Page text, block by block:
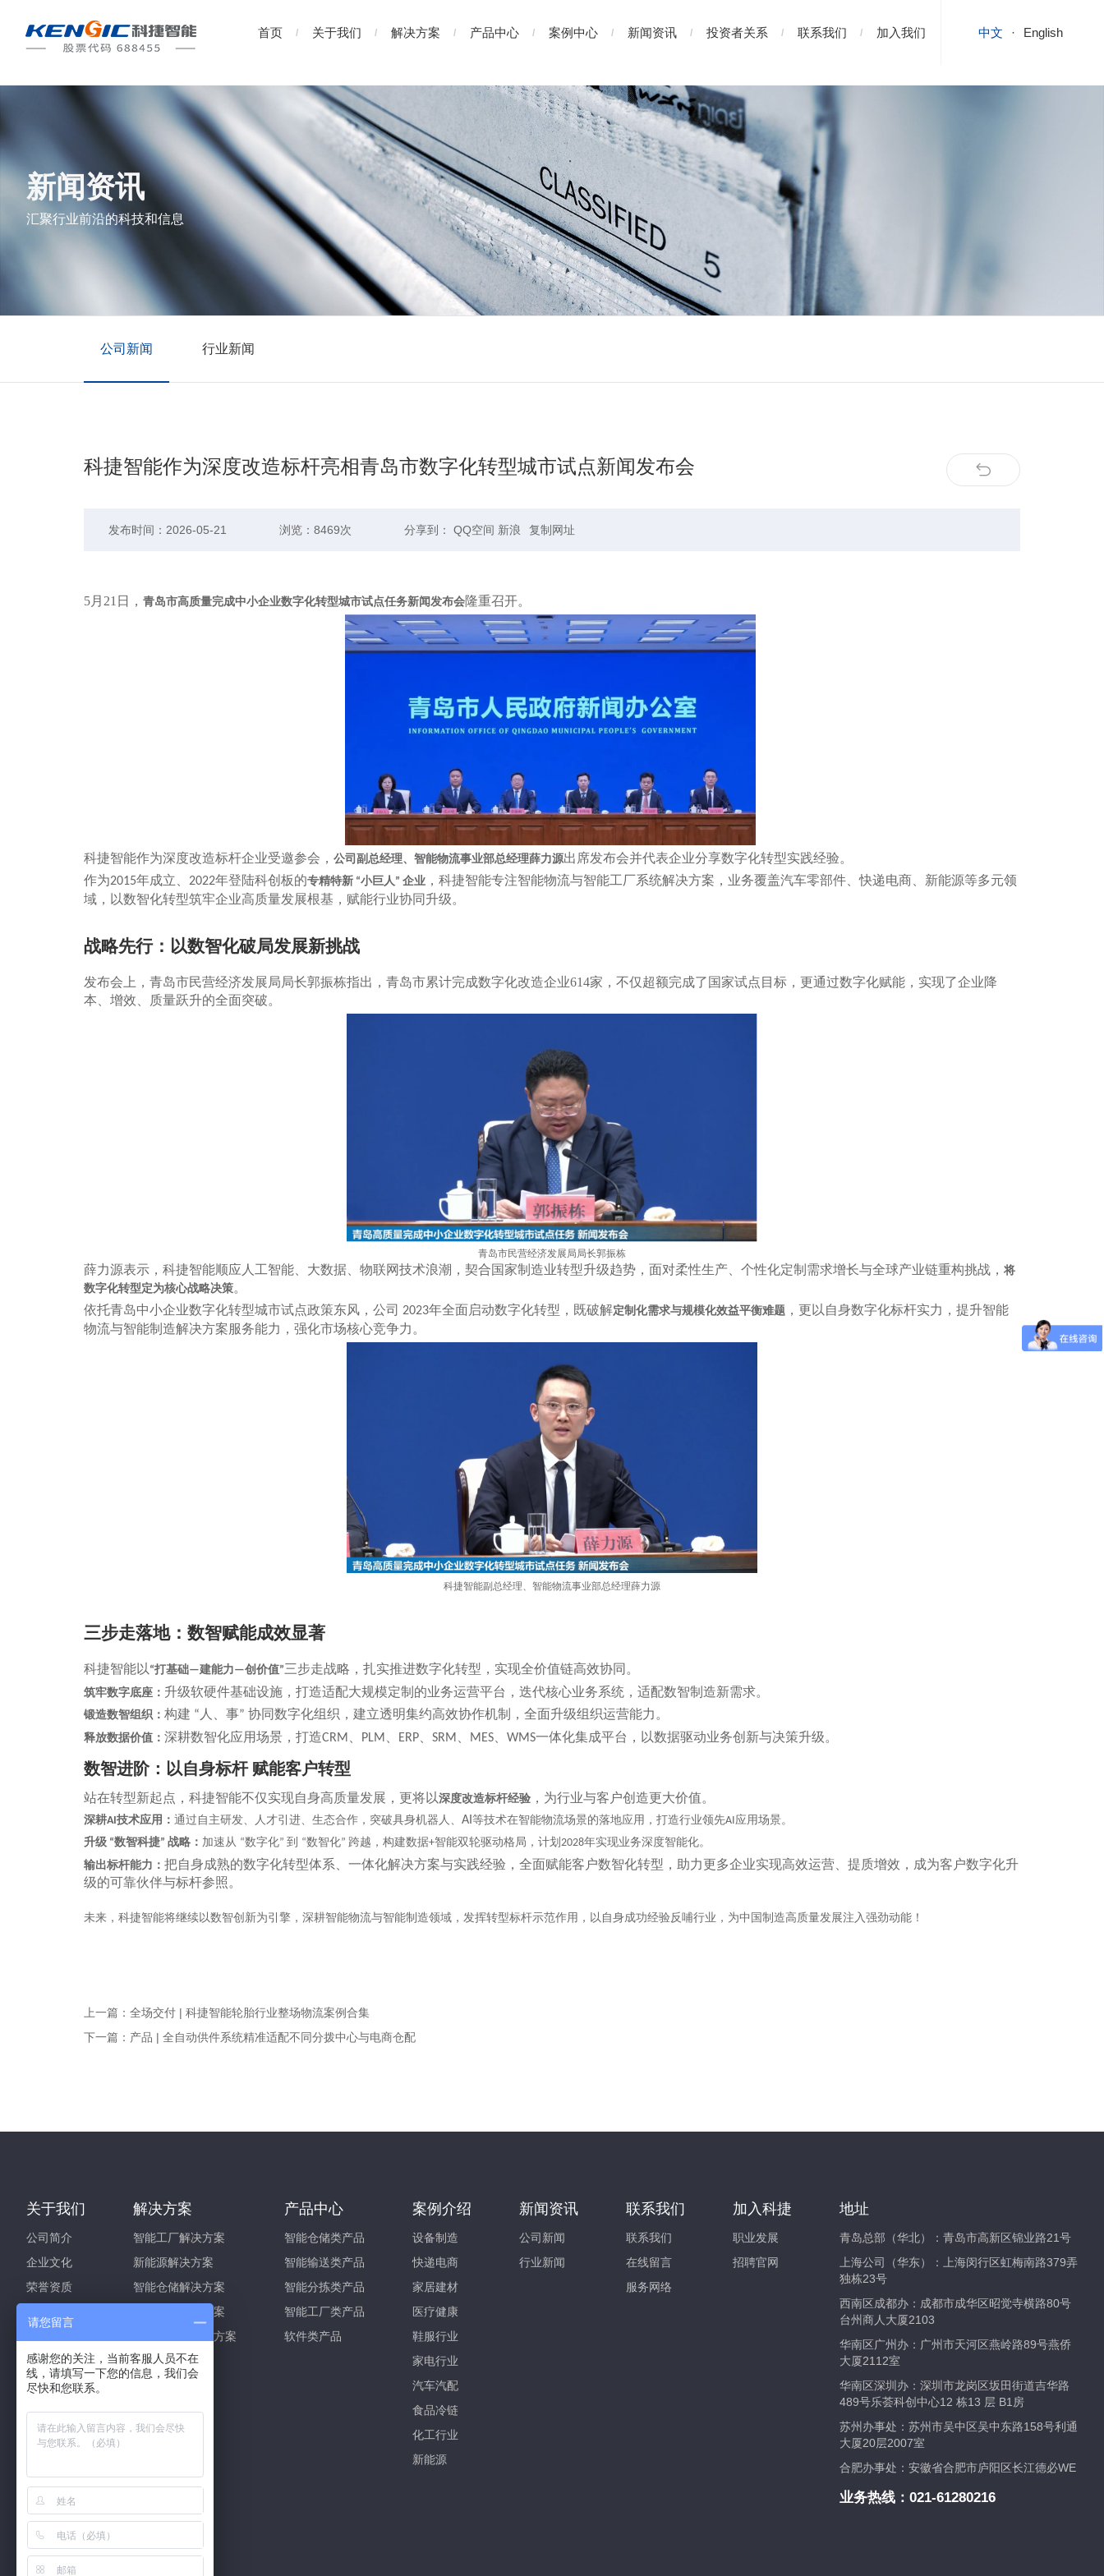
中文 English
首页 关于我们 解决方案 产品中心 案例中心 新闻资讯 投资者关系 联系我们 加入我们
新闻资讯
汇聚行业前沿的科技和信息
公司新闻 行业新闻
科捷智能作为深度改造标杆亮相青岛市数字化转型城市试点新闻发布会
发布时间：2026-05-21 浏览：8469次 分享到： QQ空间 新浪 复制网址
5月21日， 青岛市高质量完成中小企业数字化转型城市试点任务新闻发布会隆重召开。
科捷智能作为深度改造标杆企业受邀参会， 公司副总经理、智能物流事业部总经理薛力源出席发布会并代表企业分享数字化转型实践经验。
作为2015年成立、 2022年登陆科创板的专精特新 “小巨人” 企业 ，科捷智能专注智能物流与智能工厂系统解决方案，业务覆盖汽车零部件、快递电商、新能源等多元领
域，以数智化转型筑牢企业高质量发展根基，赋能行业协同升级。
战略先行：以数智化破局发展新挑战
发布会上，青岛市民营经济发展局局长郭振栋指出，青岛市累计完成数字化改造企业614家，不仅超额完成了国家试点目标，更通过数字化赋能，实现了企业降
本、增效、质量跃升的全面突破。
青岛市民营经济发展局局长郭振栋
薛力源表示，科捷智能顺应人工智能、大数据、物联网技术浪潮，契合国家制造业转型升级趋势，面对柔性生产、个性化定制需求增长与全球产业链重构挑战， 将
数字化转型定为核心战略决策。
依托青岛中小企业数字化转型城市试点政策东风，公司 2023年全面启动数字化转型，既破解定制化需求与规模化效益平衡难题 ，更以自身数字化标杆实力，提升智能
物流与智能制造解决方案服务能力，强化市场核心竞争力。
科捷智能副总经理、智能物流事业部总经理薛力源
三步走落地：数智赋能成效显著
科捷智能以 “打基础—建能力—创价值”三步走战略，扎实推进数字化转型，实现全价值链高效协同。
筑牢数字底座： 升级软硬件基础设施，打造适配大规模定制的业务运营平台，迭代核心业务系统，适配数智制造新需求。
锻造数智组织： 构建 “ 人、事” 协同数字化组织，建立透明集约高效协作机制，全面升级组织运营能力。
释放数据价值： 深耕数智化应用场景，打造CRM PLM ERP SRM MES WMS一体化集成平台，以数据驱动业务创新与决策升级。
数智进阶：以自身标杆 赋能客户转型
站在转型新起点，科捷智能不仅实现自身高质量发展，更将以深度改造标杆经验 ，为行业与客户创造更大价值。
深耕AI技术应用： 通过自主研发、人才引进、生态合作，突破具身机器人、 AI 等技术在智能物流场景的落地应用，打造行业领先AI应用场景。
升级 “数智科捷” 战略： 加速从 “数字化” 到 “数智化” 跨越，构建数据+智能双轮驱动格局，计划 2028年实现业务深度智能化。
输出标杆能力： 把自身成熟的数字化转型体系、一体化解决方案与实践经验，全面赋能客户数智化转型，助力更多企业实现高效运营、提质增效，成为客户数字化升
级的可靠伙伴与标杆参照。
未来，科捷智能将继续以数智创新为引擎，深耕智能物流与智能制造领域，发挥转型标杆示范作用，以自身成功经验反哺行业，为中国制造高质量发展注入强劲动能！
上一篇： 全场交付 | 科捷智能轮胎行业整场物流案例合集
下一篇： 产品 | 全自动供件系统精准适配不同分拨中心与电商仓配
关于我们
公司简介
企业文化
荣誉资质
售后服务
企业视频
解决方案
智能工厂解决方案
新能源解决方案
智能仓储解决方案
智能物流解决方案
智能信息化解决方案
产品中心
智能仓储类产品
智能输送类产品
智能分拣类产品
智能工厂类产品
软件类产品
案例介绍
设备制造
快递电商
家居建材
医疗健康
鞋服行业
家电行业
汽车汽配
食品冷链
化工行业
新能源
新闻资讯
公司新闻
行业新闻
联系我们
联系我们
在线留言
服务网络
加入科捷
职业发展
招聘官网
地址
青岛总部（华北）：青岛市高新区锦业路21号
上海公司（华东）：上海闵行区虹梅南路379弄
独栋23号
西南区成都办：成都市成华区昭觉寺横路80号
台州商人大厦2103
华南区广州办：广州市天河区燕岭路89号燕侨
大厦2112室
华南区深圳办：深圳市龙岗区坂田街道吉华路
489号乐荟科创中心12 栋13 层 B1房
苏州办事处：苏州市吴中区吴中东路158号利通
大厦20层2007室
合肥办事处：安徽省合肥市庐阳区长江德必WE
业务热线： 021-61280216
请您留言
感谢您的关注，当前客服人员不在
线，请填写一下您的信息，我们会
尽快和您联系。